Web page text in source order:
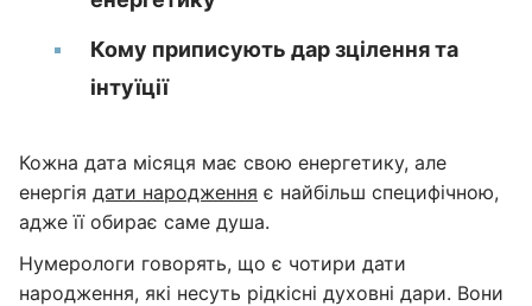
Кому приписують дар зцілення та
інтуїції
Кожна дата місяця має свою енергетику, але
енергія дати народження є найбільш специфічною,
адже її обирає саме душа.
Нумерологи говорять, що є чотири дати
народження, які несуть рідкісні духовні дари. Вони